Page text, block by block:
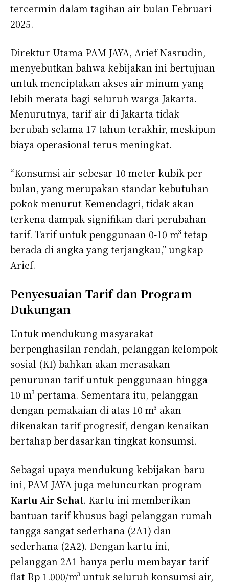
tercermin dalam tagihan air bulan Februari
2025.
Direktur Utama PAM JAYA, Arief Nasrudin,
menyebutkan bahwa kebijakan ini bertujuan
untuk menciptakan akses air minum yang
lebih merata bagi seluruh warga Jakarta.
Menurutnya, tarif air di Jakarta tidak
berubah selama 17 tahun terakhir, meskipun
biaya operasional terus meningkat.
“Konsumsi air sebesar 10 meter kubik per
bulan, yang merupakan standar kebutuhan
pokok menurut Kemendagri, tidak akan
terkena dampak signifikan dari perubahan
tarif. Tarif untuk penggunaan 0-10 m³ tetap
berada di angka yang terjangkau,” ungkap
Arief.
Penyesuaian Tarif dan Program
Dukungan
Untuk mendukung masyarakat
berpenghasilan rendah, pelanggan kelompok
sosial (KI) bahkan akan merasakan
penurunan tarif untuk penggunaan hingga
10 m³ pertama. Sementara itu, pelanggan
dengan pemakaian di atas 10 m³ akan
dikenakan tarif progresif, dengan kenaikan
bertahap berdasarkan tingkat konsumsi.
Sebagai upaya mendukung kebijakan baru
ini, PAM JAYA juga meluncurkan program
Kartu Air Sehat. Kartu ini memberikan
bantuan tarif khusus bagi pelanggan rumah
tangga sangat sederhana (2A1) dan
sederhana (2A2). Dengan kartu ini,
pelanggan 2A1 hanya perlu membayar tarif
flat Rp 1.000/m³ untuk seluruh konsumsi air,